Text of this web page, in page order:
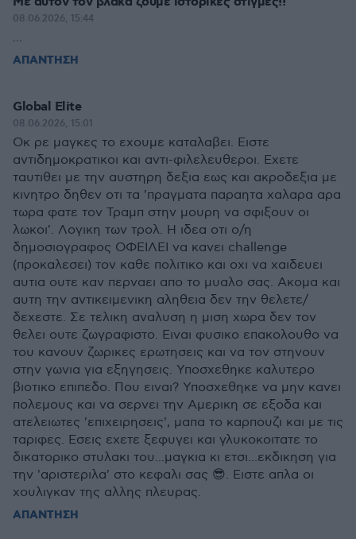
08.06.2026, 15:44
...
ΑΠΑΝΤΗΣΗ
Global Elite
08.06.2026, 15:01
Οκ ρε μαγκες το εχουμε καταλαβει. Ειστε
αντιδημοκρατικοι και αντι-φιλελευθεροι. Εχετε
ταυτιθει με την αυστηρη δεξια εως και ακροδεξια με
κινητρο δηθεν οτι τα 'πραγματα παραητα χαλαρα αρα
τωρα φατε τον Τραμπ στην μουρη να σφιξουν οι
λωκοι'. Λογικη των τρολ. Η ιδεα οτι ο/η
δημοσιογραφος ΟΦΕΙΛΕΙ να κανει challenge
(προκαλεσει) τον καθε πολιτικο και οχι να χαιδευει
αυτια ουτε καν περναει απο το μυαλο σας. Ακομα και
αυτη την αντικειμενικη αληθεια δεν την θελετε/
δεχεστε. Σε τελικη αναλυση η μιση χωρα δεν τον
θελει ουτε ζωγραφιστο. Ειναι φυσικο επακολουθο να
του κανουν ζωρικες ερωτησεις και να τον στηνουν
στην γωνια για εξηγησεις. Υποσχεθηκε καλυτερο
βιοτικο επιπεδο. Που ειναι? Υποσχεθηκε να μην κανει
πολεμους και να σερνει την Αμερικη σε εξοδα και
ατελειωτες 'επιχειρησεις', μαπα το καρπουζι και με τις
ταριφες. Εσεις εχετε ξεφυγει και γλυκοκοιτατε το
δικατορικο στυλακι του...μαγκια κι ετσι...εκδικηση για
την 'αριστεριλα' στο κεφαλι σας 😎. Ειστε απλα οι
χουλιγκαν της αλλης πλευρας.
ΑΠΑΝΤΗΣΗ